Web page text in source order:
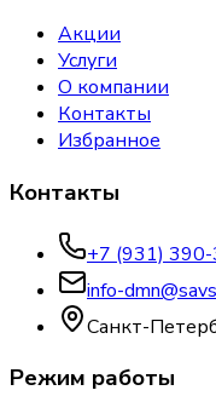
Акции
Услуги
О компании
Контакты
Избранное
Контакты
+7 (931)
info-
Санкт-
Режим работы